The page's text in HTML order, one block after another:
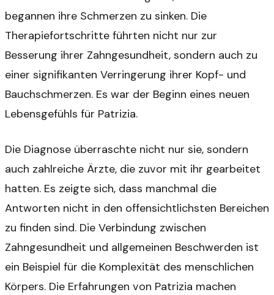
begannen ihre Schmerzen zu sinken. Die
Therapiefortschritte führten nicht nur zur
Besserung ihrer Zahngesundheit, sondern auch zu
einer signifikanten Verringerung ihrer Kopf- und
Bauchschmerzen. Es war der Beginn eines neuen
Lebensgefühls für Patrizia.
Die Diagnose überraschte nicht nur sie, sondern
auch zahlreiche Ärzte, die zuvor mit ihr gearbeitet
hatten. Es zeigte sich, dass manchmal die
Antworten nicht in den offensichtlichsten Bereichen
zu finden sind. Die Verbindung zwischen
Zahngesundheit und allgemeinen Beschwerden ist
ein Beispiel für die Komplexität des menschlichen
Körpers. Die Erfahrungen von Patrizia machen